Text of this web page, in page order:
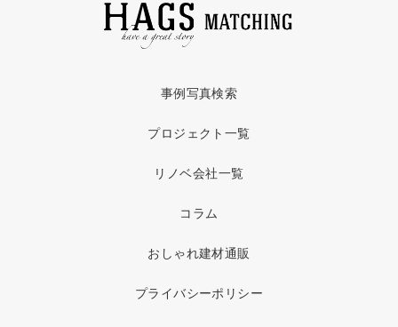
事例写真検索
プロジェクト一覧
リノベ会社一覧
コラム
おしゃれ建材通販
プライバシーポリシー